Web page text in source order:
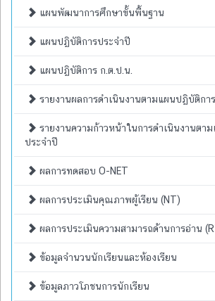
แผนพัฒนาการศึกษาขั้นพื้นฐาน
แผนปฏิบัติการประจำปี
แผนปฏิบัติการ ก.ต.ป.น.
รายงานผลการดำเนินงานตามแผนปฏิบัติกา
รายงานความก้าวหน้าในการดำเนินงานตา
ประจำปี
ผลการทดสอบ O-NET
ผลการประเมินคุณภาพผู้เรียน (NT)
ผลการประเมินความสามารถด้านการอ่าน
ข้อมูลจำนวนนักเรียนและห้องเรียน
ข้อมูลภาวโภชนการนักเรียน